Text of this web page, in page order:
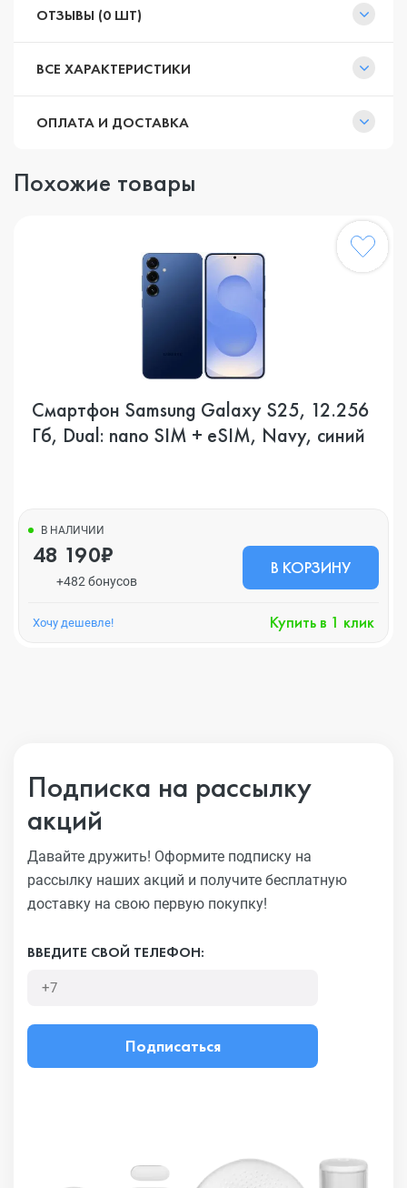
ОТЗЫВЫ (0 ШТ)
ВСЕ ХАРАКТЕРИСТИКИ
ОПЛАТА И ДОСТАВКА
Похожие товары
Смартфон Samsung Galaxy S25, 12.256
Гб, Dual: nano SIM + eSIM, Navy, синий
В НАЛИЧИИ
48 190₽
+482 бонусов
В КОРЗИНУ
Хочу дешевле! Купить в 1 клик
Подписка на рассылку
акций
Давайте дружить! Оформите подписку на
рассылку наших акций и получите бесплатную
доставку на свою первую покупку!
ВВЕДИТЕ СВОЙ ТЕЛЕФОН:
Подписаться